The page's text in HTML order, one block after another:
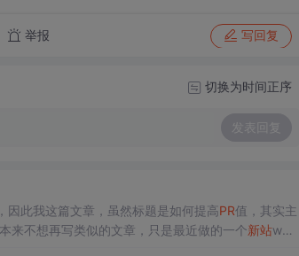
举报 写回复
切换为时间正序
发表回复
因此我这篇文章，虽然标题是如何提高PR值，其实主
来不想再写类似的文章，只是最近做的一个新站ww